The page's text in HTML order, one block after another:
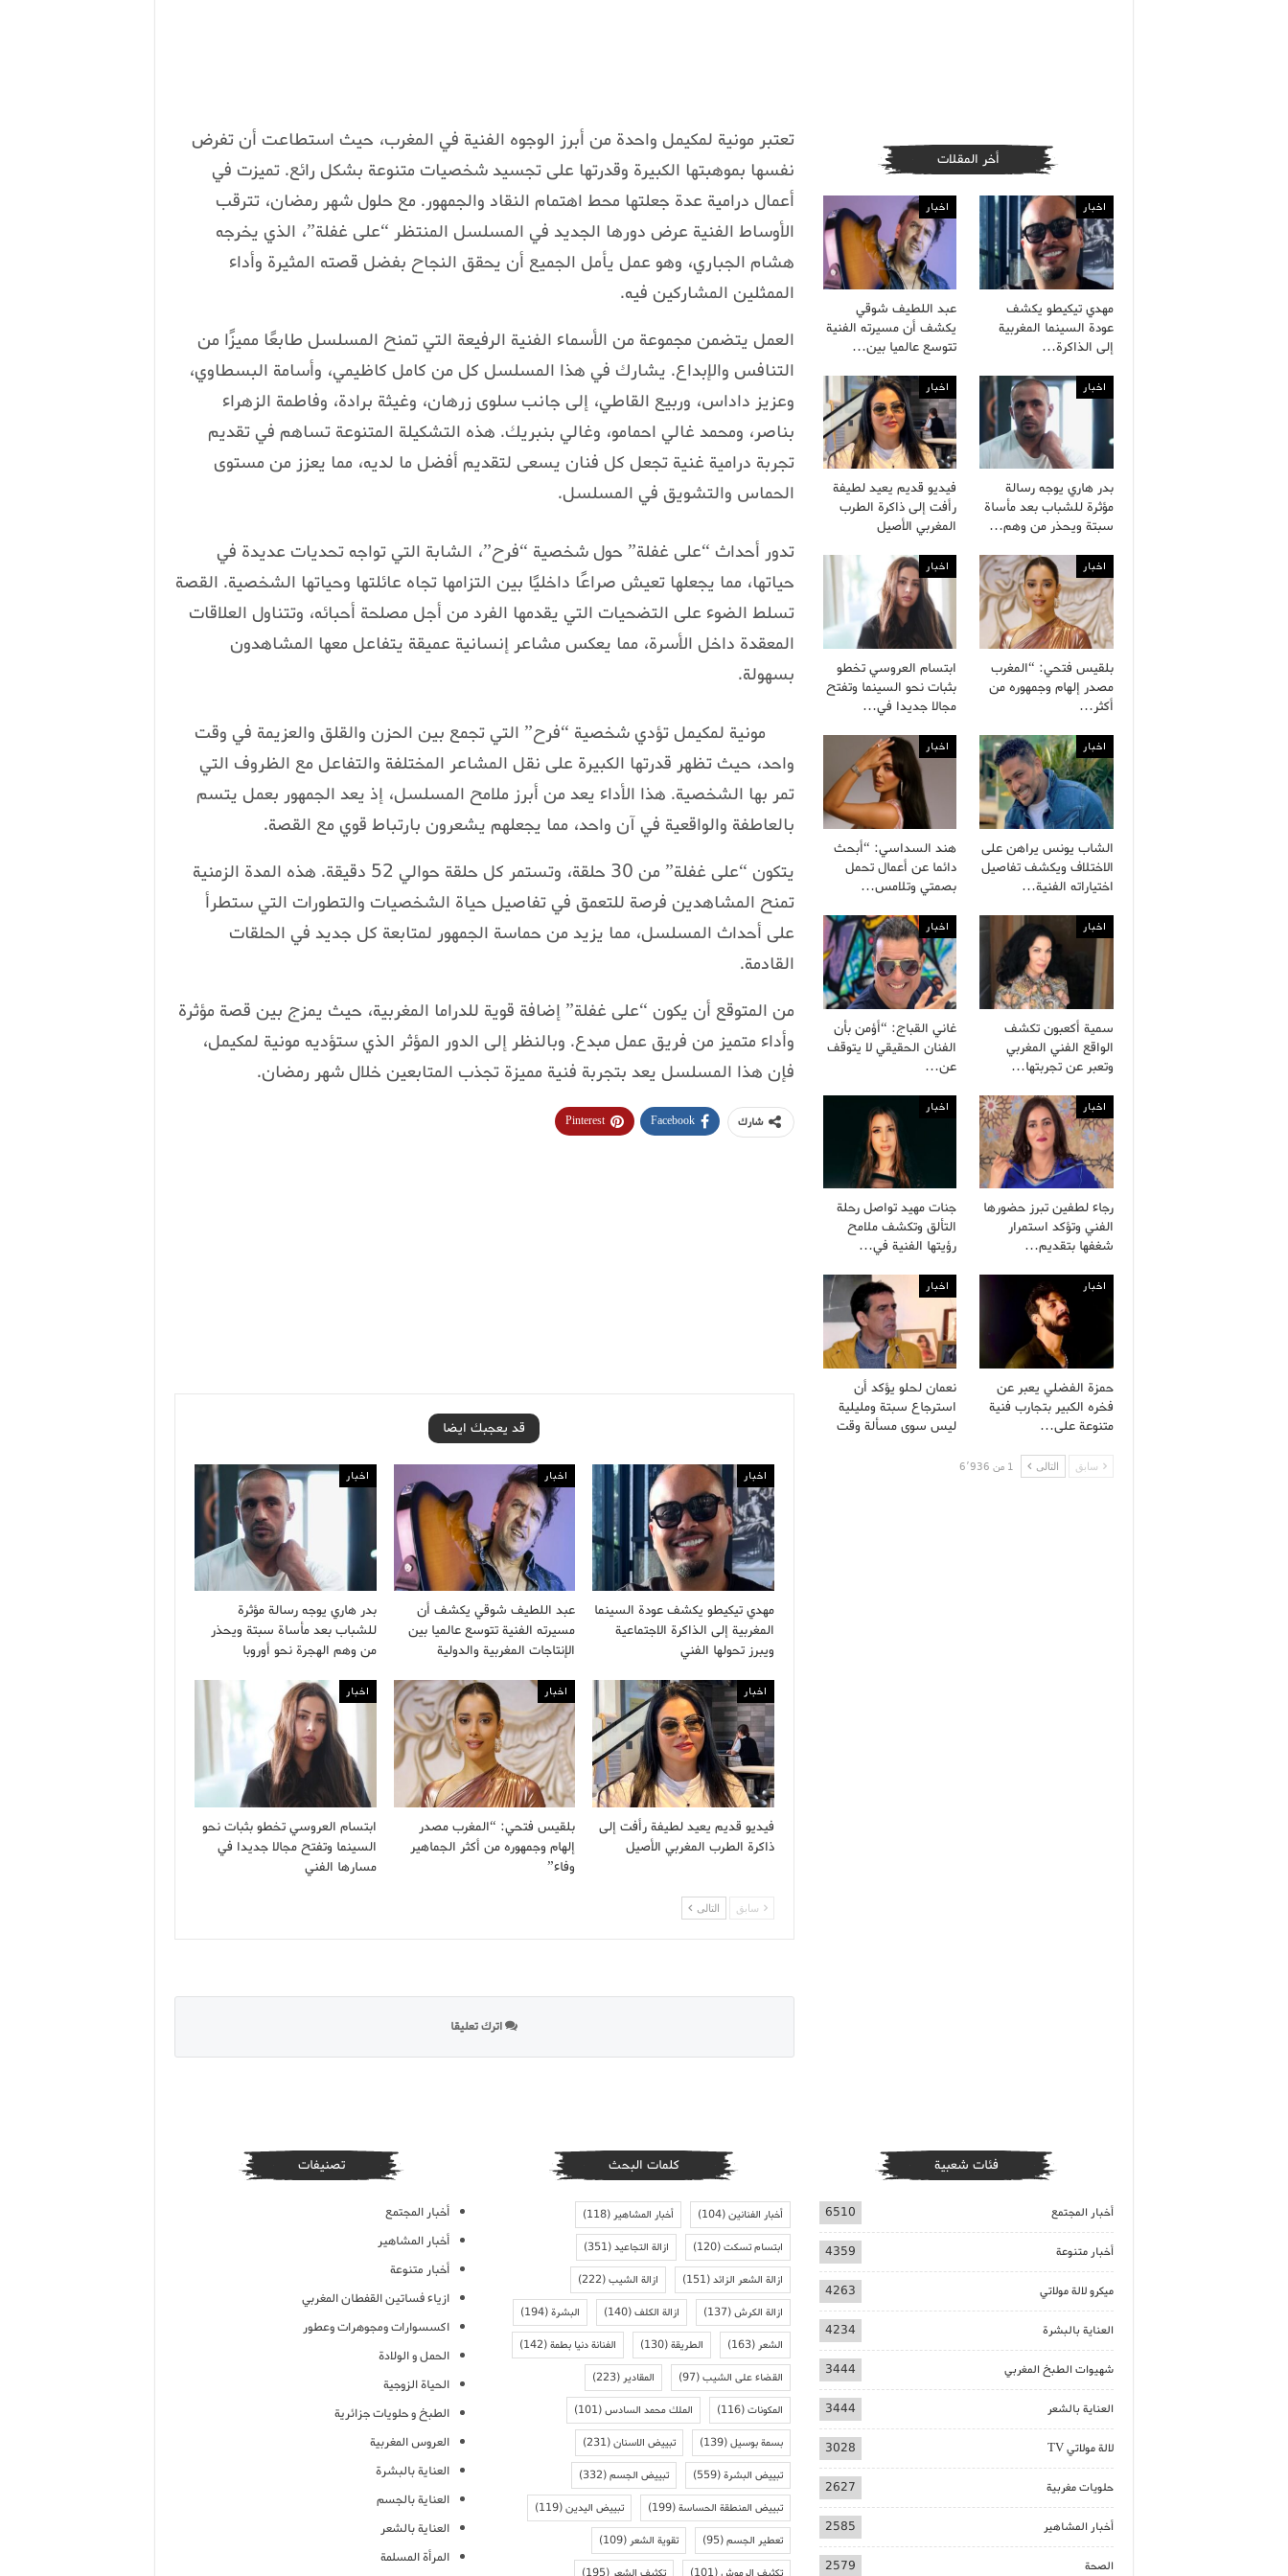
تعتبر مونية لمكيمل واحدة من أبرز الوجوه الفنية في المغرب، حيث استطاعت أن تفرض
نفسها بموهبتها الكبيرة وقدرتها على تجسيد شخصيات متنوعة بشكل رائع. تميزت في
أعمال درامية عدة جعلتها محط اهتمام النقاد والجمهور. مع حلول شهر رمضان، تترقب
الأوساط الفنية عرض دورها الجديد في المسلسل المنتظر “على غفلة”، الذي يخرجه
هشام الجباري، وهو عمل يأمل الجميع أن يحقق النجاح بفضل قصته المثيرة وأداء
الممثلين المشاركين فيه.
العمل يتضمن مجموعة من الأسماء الفنية الرفيعة التي تمنح المسلسل طابعًا مميزًا من
التنافس والإبداع. يشارك في هذا المسلسل كل من كامل كاظيمي، وأسامة البسطاوي،
وعزيز داداس، وربيع القاطي، إلى جانب سلوى زرهان، وغيثة برادة، وفاطمة الزهراء
بناصر، ومحمد غالي احمامو، وغالي بنبريك. هذه التشكيلة المتنوعة تساهم في تقديم
تجربة درامية غنية تجعل كل فنان يسعى لتقديم أفضل ما لديه، مما يعزز من مستوى
الحماس والتشويق في المسلسل.
تدور أحداث “على غفلة” حول شخصية “فرح”، الشابة التي تواجه تحديات عديدة في
حياتها، مما يجعلها تعيش صراعًا داخليًا بين التزامها تجاه عائلتها وحياتها الشخصية. القصة
تسلط الضوء على التضحيات التي يقدمها الفرد من أجل مصلحة أحبائه، وتتناول العلاقات
المعقدة داخل الأسرة، مما يعكس مشاعر إنسانية عميقة يتفاعل معها المشاهدون
بسهولة.
مونية لمكيمل تؤدي شخصية “فرح” التي تجمع بين الحزن والقلق والعزيمة في وقت
واحد، حيث تظهر قدرتها الكبيرة على نقل المشاعر المختلفة والتفاعل مع الظروف التي
تمر بها الشخصية. هذا الأداء يعد من أبرز ملامح المسلسل، إذ يعد الجمهور بعمل يتسم
بالعاطفة والواقعية في آن واحد، مما يجعلهم يشعرون بارتباط قوي مع القصة.
يتكون “على غفلة” من 30 حلقة، وتستمر كل حلقة حوالي 52 دقيقة. هذه المدة الزمنية
تمنح المشاهدين فرصة للتعمق في تفاصيل حياة الشخصيات والتطورات التي ستطرأ
على أحداث المسلسل، مما يزيد من حماسة الجمهور لمتابعة كل جديد في الحلقات
القادمة.
من المتوقع أن يكون “على غفلة” إضافة قوية للدراما المغربية، حيث يمزج بين قصة مؤثرة
وأداء متميز من فريق عمل مبدع. وبالنظر إلى الدور المؤثر الذي ستؤديه مونية لمكيمل،
فإن هذا المسلسل يعد بتجربة فنية مميزة تجذب المتابعين خلال شهر رمضان.
شارك Facebook
Pinterest
قد يعجبك ايضا
اخبار
مهدي تيكيطو يكشف عودة السينما
المغربية إلى الذاكرة الاجتماعية
ويبرز تحولها الفني
اخبار
عبد اللطيف شوقي يكشف أن
مسيرته الفنية تتوسع عالميا بين
الإنتاجات المغربية والدولية
اخبار
بدر هاري يوجه رسالة مؤثرة
للشباب بعد مأساة سبتة ويحذر
من وهم الهجرة نحو أوروبا
اخبار
فيديو قديم يعيد لطيفة رأفت إلى
ذاكرة الطرب المغربي الأصيل
اخبار
بلقيس فتحي: “المغرب مصدر
إلهام وجمهوره من أكثر الجماهير
وفاء”
اخبار
ابتسام العروسي تخطو بثبات نحو
السينما وتفتح مجالا جديدا في
مسارها الفني
سابق التالى
اترك تعليقا
أخر المقلات
اخبار
مهدي تيكيطو يكشف
عودة السينما المغربية
إلى الذاكرة…
اخبار
عبد اللطيف شوقي
يكشف أن مسيرته الفنية
تتوسع عالميا بين…
اخبار
بدر هاري يوجه رسالة
مؤثرة للشباب بعد مأساة
سبتة ويحذر من وهم…
اخبار
فيديو قديم يعيد لطيفة
رأفت إلى ذاكرة الطرب
المغربي الأصيل
اخبار
بلقيس فتحي: “المغرب
مصدر إلهام وجمهوره من
أكثر…
اخبار
ابتسام العروسي تخطو
بثبات نحو السينما وتفتح
مجالا جديدا في…
اخبار
الشاب يونس يراهن على
الاختلاف ويكشف تفاصيل
اختياراته الفنية…
اخبار
هند السداسي: “أبحث
دائما عن أعمال تحمل
بصمتي وتلامس…
اخبار
سمية أكعبون تكشف
الواقع الفني المغربي
وتعبر عن تجربتها…
اخبار
غاني القباج: “أؤمن بأن
الفنان الحقيقي لا يتوقف
عن…
اخبار
رجاء لطفين تبرز حضورها
الفني وتؤكد استمرار
شغفها بتقديم…
اخبار
جنات مهيد تواصل رحلة
التألق وتكشف ملامح
رؤيتها الفنية في…
اخبار
حمزة الفضلي يعبر عن
فخره الكبير بتجارب فنية
متنوعة على…
اخبار
نعمان لحلو يؤكد أن
استرجاع سبتة ومليلية
ليس سوى مسألة وقت
سابق التالى 1 من 6٬936
فئات شعبية
أخبار المجتمع 6510
أخبار متنوعة 4359
ميكرو لالة مولاتي 4263
العناية بالبشرة 4234
شهيوات الطبخ المغربي 3444
العناية بالشعر 3444
لالة مولاتي TV 3028
حلويات مغربية 2627
أخبار المشاهير 2585
الصحة 2579
كلمات البحث
أخبار الفنانين(104) أخبار المشاهير(118)
ابتسام تسكت(120) ازالة التجاعيد(351)
ازالة الشعر الزائد(151) ازالة الشيب(222)
ازالة الكرش(137) ازالة الكلف(140) البشرة(194)
الشعر(163) الطريقة(130) الفنانة دنيا بطمة(142)
القضاء على الشيب(97) المقادير(223)
المكونات(116) الملك محمد السادس(101)
بسمة بوسيل(139) تبييض الاسنان(231)
تبييض البشرة(559) تبييض الجسم(332)
تبييض المنطقة الحساسة(199) تبييض اليدين(119)
تعطير الجسم(95) تقوية الشعر(109)
تصنيفات
أخبار المجتمع
أخبار المشاهير
أخبار متنوعة
ازياء فساتين القفطان المغربي
اكسسوارات ومجوهرات وعطور
الحمل و الولادة
الحياة الزوجية
الطبخ و حلويات جزائرية
العروس المغربية
العناية بالبشرة
العناية بالجسم
العناية بالشعر
المرأة المسلمة